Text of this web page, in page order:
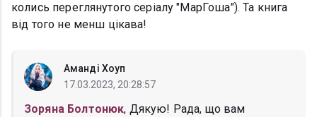
колись переглянутого серіалу "МарГоша"). Та книга
від того не менш цікава!
Аманді Хоуп
17.03.2023, 20:28:57
Зоряна Болтонюк, Дякую! Рада, що вам